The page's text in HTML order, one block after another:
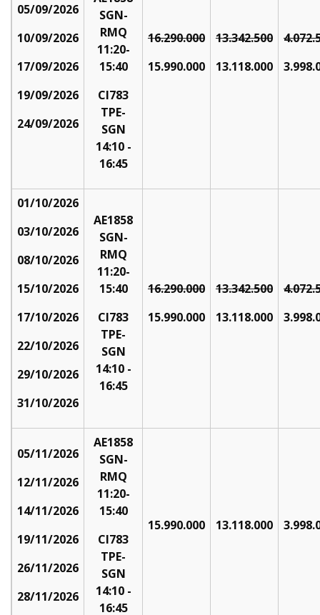
05/09/2026
10/09/2026
17/09/2026
19/09/2026
24/09/2026
SGN-
RMQ
11:20-
15:40
CI783
TPE-
SGN
14:10 -
16:45
16.290.000
15.990.000
13.342.500
13.118.000
01/10/2026
03/10/2026
08/10/2026
15/10/2026
17/10/2026
22/10/2026
29/10/2026
31/10/2026
AE1858
SGN-
RMQ
11:20-
15:40
CI783
TPE-
SGN
14:10 -
16:45
16.290.000
15.990.000
13.342.500
13.118.000
05/11/2026
12/11/2026
14/11/2026
19/11/2026
26/11/2026
28/11/2026
AE1858
SGN-
RMQ
11:20-
15:40
CI783
TPE-
SGN
14:10 -
16:45
15.990.000 13.118.000